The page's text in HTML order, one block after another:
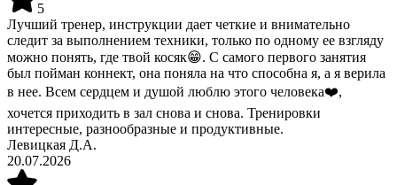
5
Лучший тренер, инструкции дает четкие и внимательно
следит за выполнением техники, только по одному ее взгляду
можно понять, где твой косяк😁. С самого первого занятия
был пойман коннект, она поняла на что способна я, а я верила
в нее. Всем сердцем и душой люблю этого человека❤️,
хочется приходить в зал снова и снова. Тренировки
интересные, разнообразные и продуктивные.
Левицкая Д.А.
20.07.2026